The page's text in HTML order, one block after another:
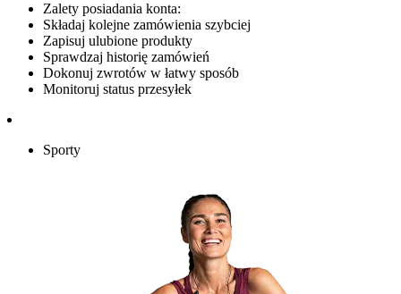
Zalety posiadania konta:
Składaj kolejne zamówienia szybciej
Zapisuj ulubione produkty
Sprawdzaj historię zamówień
Dokonuj zwrotów w łatwy sposób
Monitoruj status przesyłek
Sporty